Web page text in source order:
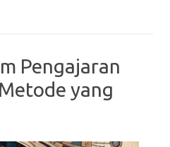
Pengajaran
yang